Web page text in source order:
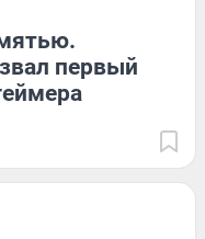
первый